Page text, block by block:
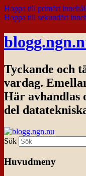
Hoppa till primärt
Hoppa till sekundärt
Tyckande och
vardag.
Här avhandlas
del
Sök
Huvudmeny